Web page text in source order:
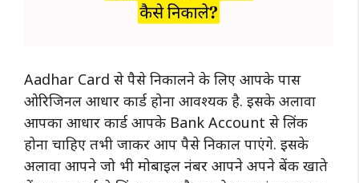
Aadhar Card से पैसे निकालने के लिए आपके पास
ओरिजिनल आधार कार्ड होना आवश्यक है. इसके अलावा
आपका आधार कार्ड आपके Bank Account से लिंक
होना चाहिए तभी जाकर आप पैसे निकाल पाएंगे. इसके
अलावा आपने जो भी मोबाइल नंबर आपने अपने बेंक खाते